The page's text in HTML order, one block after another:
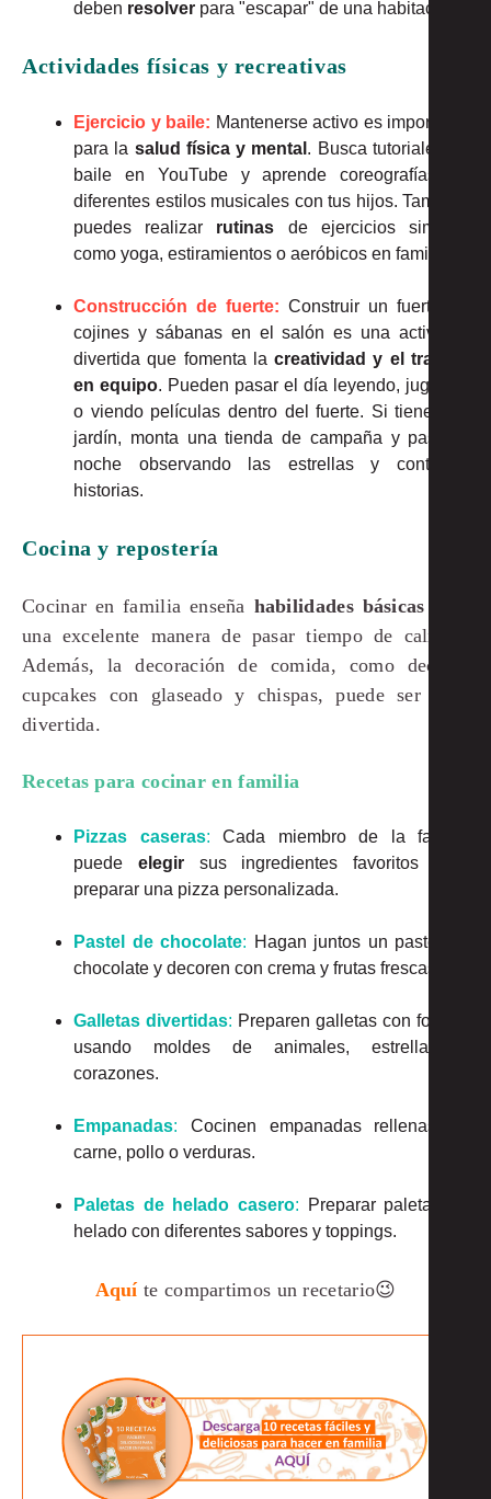
deben resolver para "escapar" de una habitación.
Actividades físicas y recreativas
Ejercicio y baile: Mantenerse activo es importante
para la salud física y mental . Busca tutoriales de
baile en YouTube y aprende coreografías de
diferentes estilos musicales con tus hijos. También
puedes realizar rutinas de ejercicios simples
como yoga, estiramientos o aeróbicos en familia.
Construcción de fuerte: Construir un fuerte de
cojines y sábanas en el salón es una actividad
divertida que fomenta lacreatividad y el trabajo
en equipo. Pueden pasar el día leyendo, jugando
o viendo películas dentro del fuerte. Si tienes un
jardín, monta una tienda de campaña y pasa la
noche observando las estrellas y contando
historias.
Cocina y repostería
Cocinar en familia enseña habilidades básicas
una excelente manera de pasar tiempo de calidad.
Además, la decoración de comida, como decorar
cupcakes con glaseado y chispas, puede ser muy
divertida.
Recetas para cocinar en familia
Pizzas caseras: Cada miembro de la familia
puede elegir sus ingredientes favoritos para
preparar una pizza personalizada.
Pastel de chocolate: Hagan juntos un pastel de
chocolate y decoren con crema y frutas frescas.
Galletas divertidas: Preparen galletas con formas
usando moldes de animales, estrellas o
corazones.
Empanadas: Cocinen empanadas rellenas de
carne, pollo o verduras.
Paletas de helado casero:
Preparar paletas de
helado con diferentes sabores y toppings.
Aquíte compartimos un recetario😉